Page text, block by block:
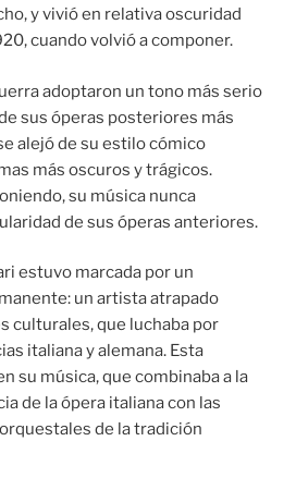
y vivió en relativa oscuridad
cuando volvió a componer.
adoptaron un tono más serio
sus óperas posteriores más
alejó de su estilo cómico
más oscuros y trágicos.
su música nunca
de sus óperas anteriores.
estuvo marcada por un
un artista atrapado
culturales, que luchaba por
italiana y alemana. Esta
su música, que combinaba a la
de la ópera italiana con las
de la tradición